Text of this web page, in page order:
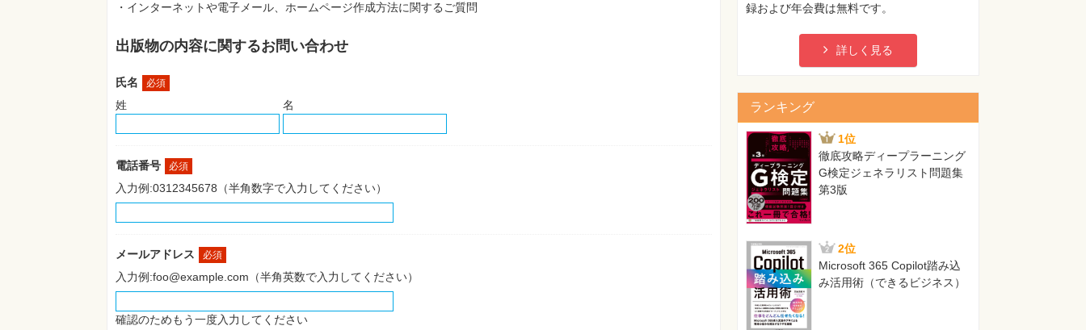
・インターネットや電子メール、ホームページ作成方法に関するご質問
出版物の内容に関するお問い合わせ
氏名 必須
姓 名
電話番号 必須
入力例:0312345678（半角数字で入力してください）
メールアドレス 必須
入力例:foo@example.com（半角英数で入力してください）
確認のためもう一度入力してください
録および年会費は無料です。
詳しく見る
ランキング
1位
徹底攻略ディープラーニング
G検定ジェネラリスト問題集
第3版
2位
Microsoft 365 Copilot踏み込
み活用術（できるビジネス）